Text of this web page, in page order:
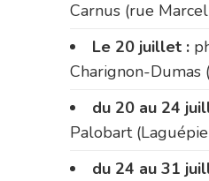
Carnus (rue
Le 20 juillet :
Charignon-Dumas
du 20 au 24
Palobart
du 24 au 31